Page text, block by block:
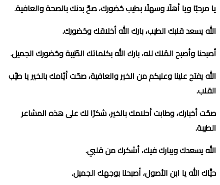
يا مرحبًا ويا أهلًا وسهلًا بطيب حُضورك، صحّ بدنك بالصحة والعافية.
الله يسعد قلبك الطيب، بارك الله أخلاقك وحُضورك.
أصبحنا وأصبح المُلك لله، بارك الله بكلماتك الطّيبة وحُضورك الجميل
الله يفتح علينا وعليكم من الخير والعافية، صحّت أيّامك بالخير يا طيّب
القلب.
صحّت أخبارك، وطابت أحلامك بالخير، شكرًا لك على هذه المشاعر
الطيبة.
الله يسعدك ويبارك فيك، أشكرك من قلبي.
حيَّاك الله يا ابن الأصول، أصبحنا بوجهك الجميل